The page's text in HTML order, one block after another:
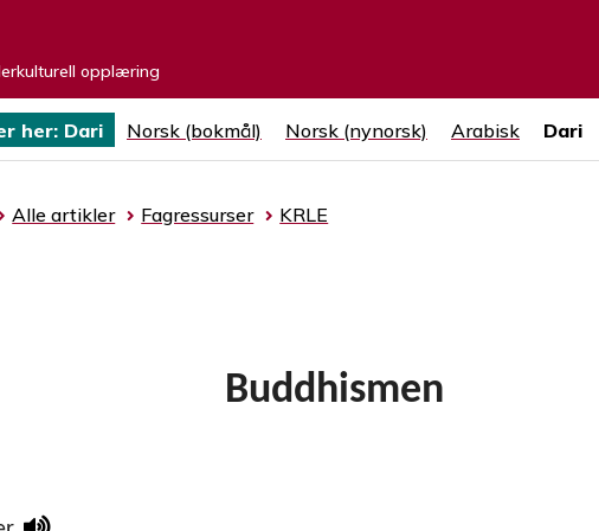
opplæring
her: Dari Norsk (bokmål) Norsk (nynorsk) Arabisk Dari
Alle artikler Fagressurser KRLE
Buddhismen